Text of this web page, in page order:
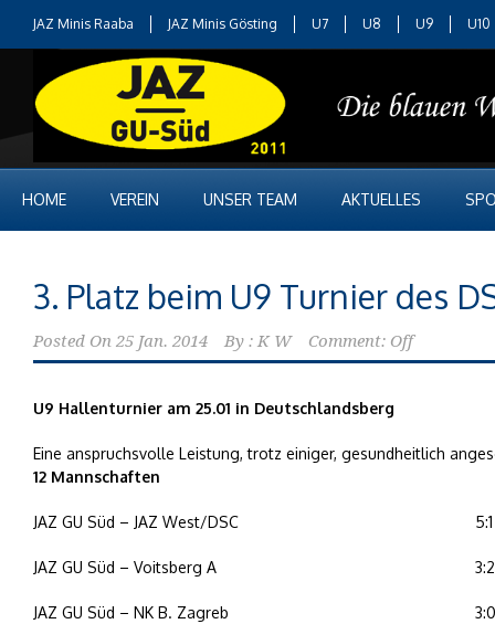
JAZ Minis Raaba JAZ Minis Gösting U7 U8 U9 U10
HOME VEREIN UNSER TEAM AKTUELLES
3. Platz beim U9 Turnier des
Posted On 25 Jan. 2014 By : K W Comment: Off
U9 Hallenturnier am 25.01 in Deutschlandsberg
Eine anspruchsvolle Leistung, trotz einiger, gesundheitlich
12 Mannschaften
JAZ GU Süd – JAZ West/DSC 5:1
JAZ GU Süd – Voitsberg A 3:2
JAZ GU Süd – NK B. Zagreb 3:0